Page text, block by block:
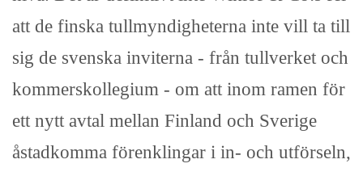
att de finska tullmyndigheterna inte vill ta till
sig de svenska inviterna - från tullverket och
kommerskollegium - om att inom ramen för
ett nytt avtal mellan Finland och Sverige
åstadkomma förenklingar i in- och utförseln,